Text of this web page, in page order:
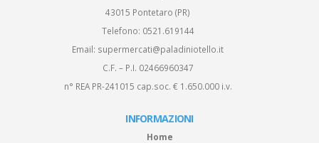
43015 Pontetaro (PR)
Telefono: 0521.619144
Email: supermercati@paladiniotello.it
C.F. – P.I. 02466960347
n° REA PR-241015 cap.soc. € 1.650.000 i.v.
INFORMAZIONI
Home